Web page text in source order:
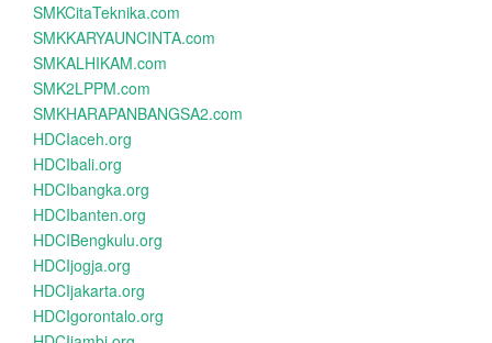
SMKCitaTeknika.com
SMKKARYAUNCINTA.com
SMKALHIKAM.com
SMK2LPPM.com
SMKHARAPANBANGSA2.com
HDCIaceh.org
HDCIbali.org
HDCIbangka.org
HDCIbanten.org
HDCIBengkulu.org
HDCIjogja.org
HDCIjakarta.org
HDCIgorontalo.org